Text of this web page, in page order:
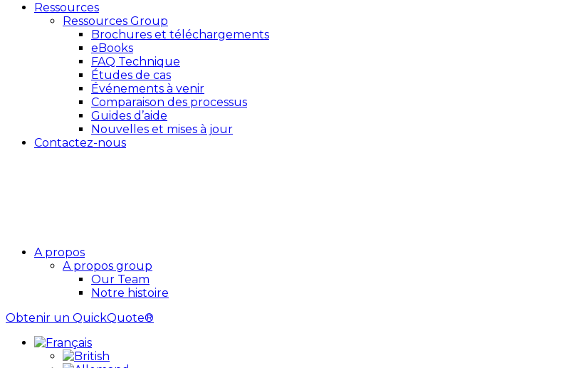
Ressources
Ressources Group
Brochures et téléchargements
eBooks
FAQ Technique
Études de cas
Événements à venir
Comparaison des processus
Guides d’aide
Nouvelles et mises à jour
Contactez-nous
A propos
A propos group
Our Team
Notre histoire
Obtenir un QuickQuote®